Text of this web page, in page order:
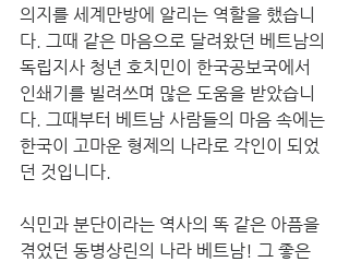
의지를 세계만방에 알리는 역할을 했습니
다. 그때 같은 마음으로 달려왔던 베트남의
독립지사 청년 호치민이 한국공보국에서
인쇄기를 빌려쓰며 많은 도움을 받았습니
다. 그때부터 베트남 사람들의 마음 속에는
한국이 고마운 형제의 나라로 각인이 되었
던 것입니다.
식민과 분단이라는 역사의 똑 같은 아픔을
겪었던 동병상린의 나라 베트남! 그 좋은